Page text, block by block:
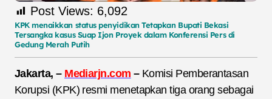
Post Views: 6,092
KPK menaikkan status penyidikan Tetapkan Bupati Bekasi
Tersangka kasus Suap Ijon Proyek dalam Konferensi Pers di
Gedung Merah Putih
Jakarta, – Mediarjn.com –Komisi Pemberantasan
Korupsi (KPK) resmi menetapkan tiga orang sebagai